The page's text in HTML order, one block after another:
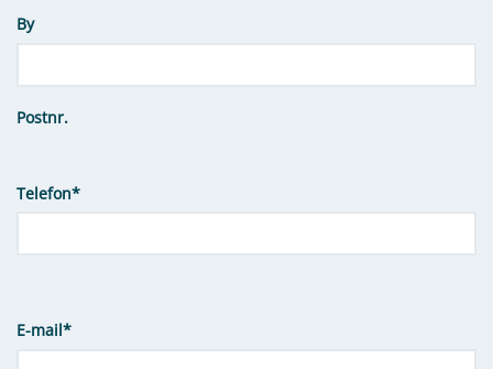
By
Postnr.
Telefon*
E-mail*